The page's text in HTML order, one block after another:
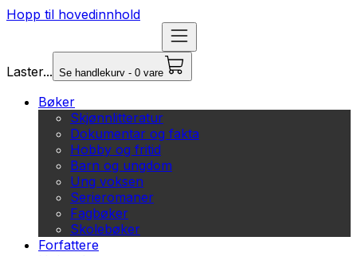
Hopp til hovedinnhold
Laster... Se handlekurv - 0 vare
Bøker
Skjønnlitteratur
Dokumentar og fakta
Hobby og fritid
Barn og ungdom
Ung voksen
Serieromaner
Fagbøker
Skolebøker
Forfattere